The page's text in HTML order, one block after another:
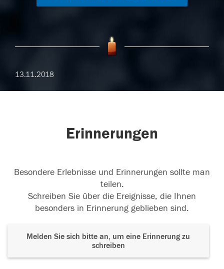
13.11.2018
Erinnerungen
Besondere Erlebnisse und Erinnerungen sollte man
teilen.
Schreiben Sie über die Ereignisse, die Ihnen
besonders in Erinnerung geblieben sind.
Melden Sie sich bitte an, um eine Erinnerung zu
schreiben